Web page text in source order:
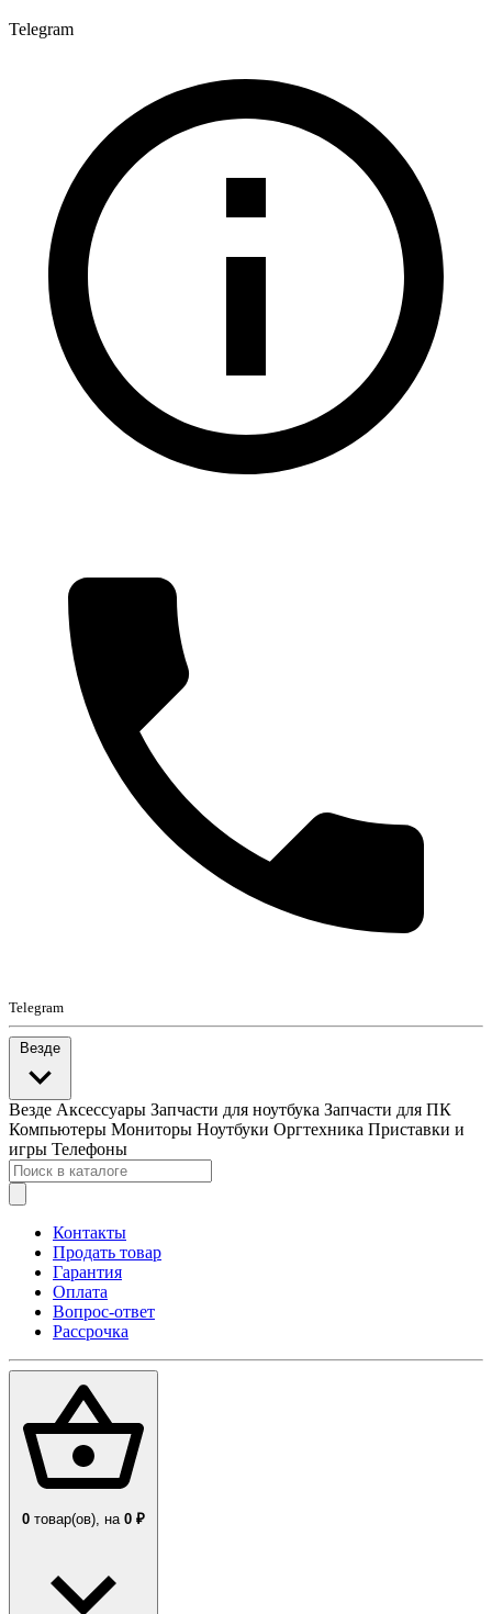
Telegram
Telegram
Везде
Везде Аксессуары Запчасти для ноутбука Запчасти для ПК
Компьютеры Мониторы Ноутбуки Оргтехника Приставки и
игры Телефоны
Контакты
Продать товар
Гарантия
Оплата
Вопрос-ответ
Рассрочка
0 товар(ов), на 0 ₽